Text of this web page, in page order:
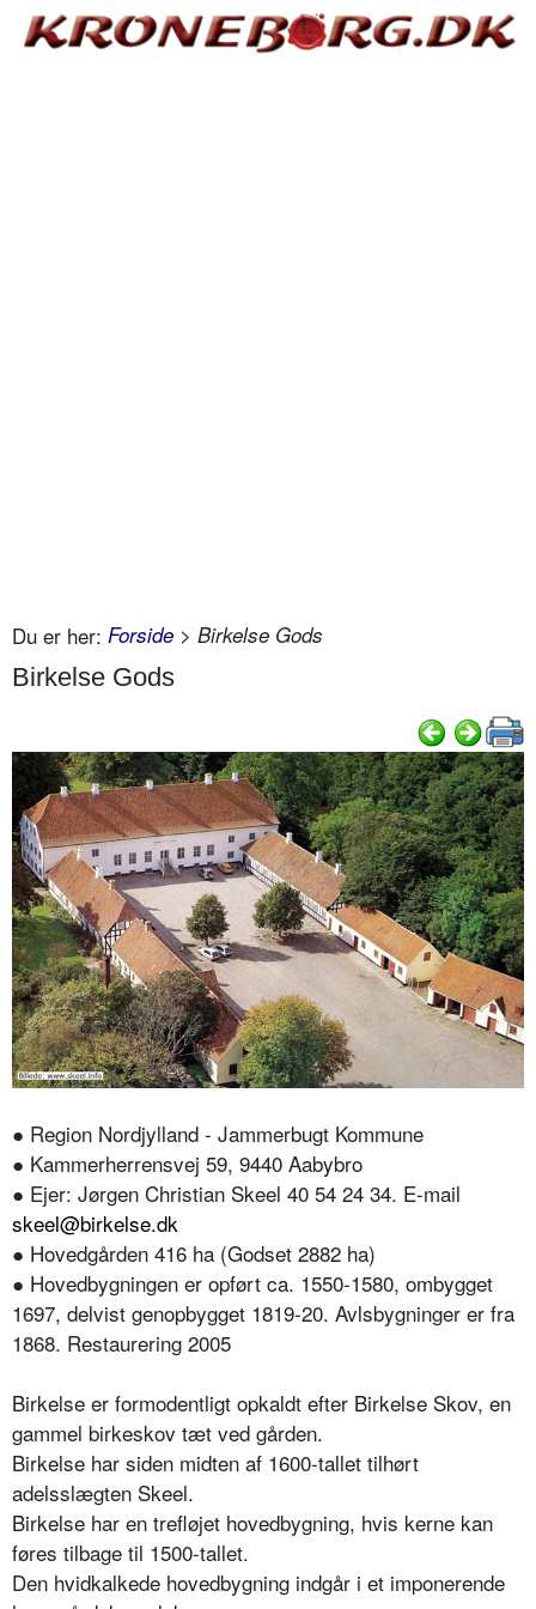
Du er her: Forside > Birkelse Gods
Birkelse Gods
● Region Nordjylland - Jammerbugt Kommune
● Kammerherrensvej 59, 9440 Aabybro
● Ejer: Jørgen Christian Skeel 40 54 24 34. E-mail
skeel@birkelse.dk
● Hovedgården 416 ha (Godset 2882 ha)
● Hovedbygningen er opført ca. 1550-1580, ombygget
1697, delvist genopbygget 1819-20. Avlsbygninger er fra
1868. Restaurering 2005
Birkelse er formodentligt opkaldt efter Birkelse Skov, en
gammel birkeskov tæt ved gården.
Birkelse har siden midten af 1600-tallet tilhørt
adelsslægten Skeel.
Birkelse har en trefløjet hovedbygning, hvis kerne kan
føres tilbage til 1500-tallet.
Den hvidkalkede hovedbygning indgår i et imponerende